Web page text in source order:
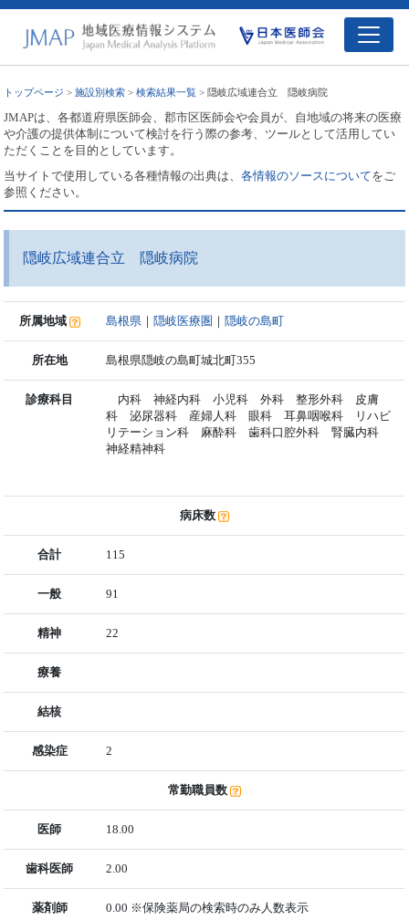
トップページ >施設別検索 >検索結果一覧 > 隠岐広域連合立 隠岐病院
JMAPは、各都道府県医師会、郡市区医師会や会員が、自地域の将来の医療
や介護の提供体制について検討を行う際の参考、ツールとして活用してい
ただくことを目的としています。
当サイトで使用している各種情報の出典は、各情報のソースについてをご
参照ください。
隠岐広域連合立 隠岐病院
所属地域 島根県 ｜隠岐医療圏 ｜隠岐の島町
所在地 島根県隠岐の島町城北町355
診療科目
内科 神経内科 小児科 外科 整形外科 皮膚
科 泌尿器科 産婦人科 眼科 耳鼻咽喉科 リハビ
リテーション科 麻酔科 歯科口腔外科 腎臓内科
神経精神科
病床数
合計 115
一般 91
精神 22
療養
結核
感染症 2
常勤職員数
医師 18.00
歯科医師 2.00
薬剤師 0.00 ※保険薬局の検索時のみ人数表示